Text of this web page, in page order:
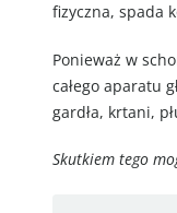
fizyczna, spada
Ponieważ w
całego aparatu
gardła, krtani,
Skutkiem tego